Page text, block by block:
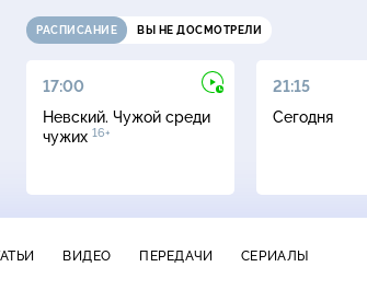
РАСПИСАНИЕ ВЫ НЕ ДОСМОТРЕЛИ
17:00
Невский. Чужой среди
чужих 16+
21:15
Сегодня
ВИДЕО ПЕРЕДАЧИ СЕРИАЛЫ